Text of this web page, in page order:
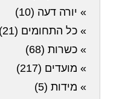
» יורה דעה (10)
» כל התחומים (21)
» כשרות (68)
» מועדים (217)
» מידות (5)